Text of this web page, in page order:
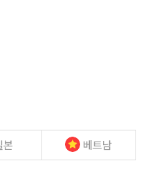
본 베트남